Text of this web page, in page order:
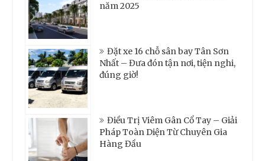
năm 2025
Đặt xe 16 chỗ sân bay Tân Sơn
Nhất – Đưa đón tận nơi, tiện nghi,
đúng giờ!
Điều Trị Viêm Gân Cổ Tay – Giải
Pháp Toàn Diện Từ Chuyên Gia
Hàng Đầu